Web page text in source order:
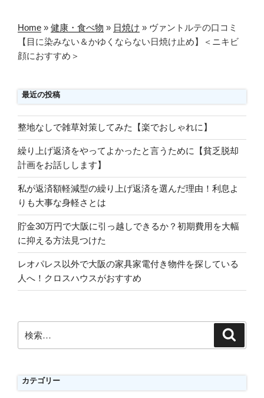
Home » 健康・食べ物 » 日焼け » ヴァントルテの口コミ
【目に染みない＆かゆくならない日焼け止め】＜ニキビ
顔におすすめ＞
最近の投稿
整地なしで雑草対策してみた【楽でおしゃれに】
繰り上げ返済をやってよかったと言うために【貧乏脱却
計画をお話しします】
私が返済額軽減型の繰り上げ返済を選んだ理由！利息よ
りも大事な身軽さとは
貯金30万円で大阪に引っ越しできるか？初期費用を大幅
に抑える方法見つけた
レオパレス以外で大阪の家具家電付き物件を探している
人へ！クロスハウスがおすすめ
索:
カテゴリー